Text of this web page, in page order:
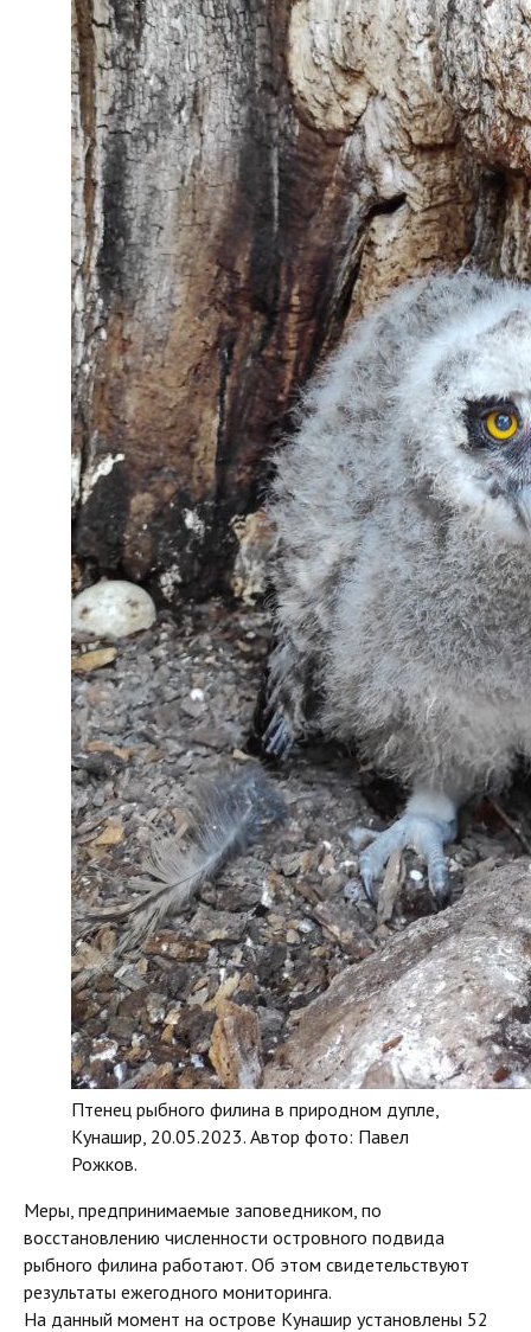
Птенец рыбного филина в природном дупле,
Кунашир, 20.05.2023. Автор фото: Павел
Рожков.
Меры, предпринимаемые заповедником, по
восстановлению численности островного подвида
рыбного филина работают. Об этом свидетельствуют
результаты ежегодного мониторинга.
На данный момент на острове Кунашир установлены 52